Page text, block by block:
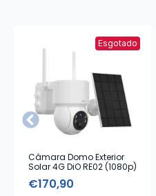
Esgotado
Câmara Domo Exterior
Solar 4G DiO RE02 (1080p)
€170,90